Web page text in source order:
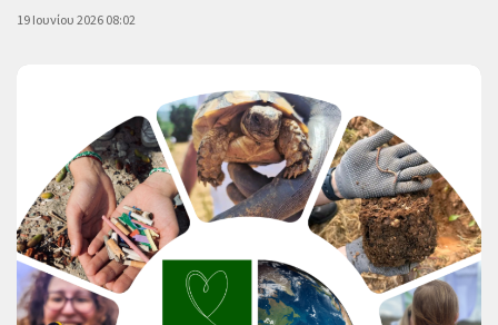
19 Ιουνίου 2026 08:02